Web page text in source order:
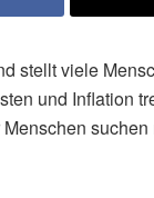
stellt viele
und Inflation